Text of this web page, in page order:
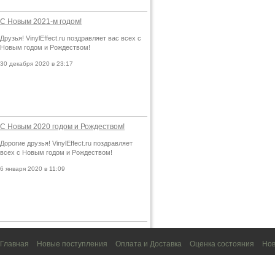
С Новым 2021-м годом!
Друзья! VinylEffect.ru поздравляет вас всех с
Новым годом и Рождеством!
30 декабря 2020 в 23:17
С Новым 2020 годом и Рождеством!
Дорогие друзья! VinylEffect.ru поздравляет
всех с Новым годом и Рождеством!
6 января 2020 в 11:09
Главная Новые поступления Оплата и Доставка Оценка состояния